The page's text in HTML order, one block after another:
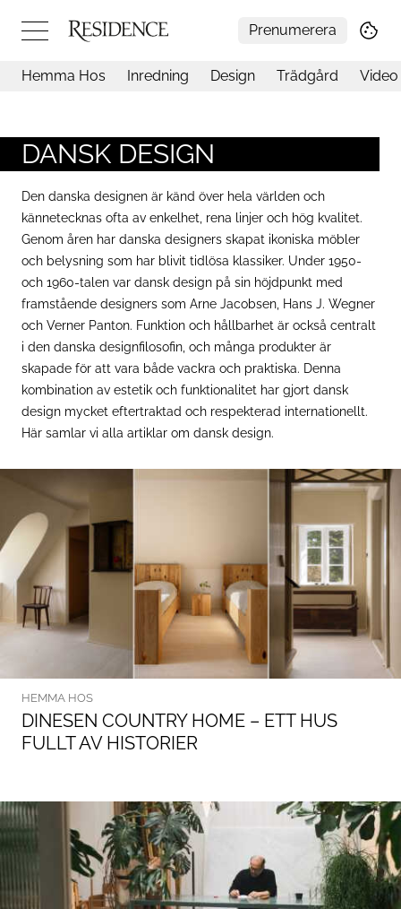
Prenumerera
Konst
Design
Video
Inredning
Livsstil
Resor
Mat & Dryck
Influencers
Mer
Hemma Hos Inredning Design Trädgård Video
DANSK DESIGN
Den danska designen är känd över hela världen och
kännetecknas ofta av enkelhet, rena linjer och hög kvalitet.
Genom åren har danska designers skapat ikoniska möbler
och belysning som har blivit tidlösa klassiker. Under 1950-
och 1960-talen var dansk design på sin höjdpunkt med
framstående designers som Arne Jacobsen, Hans J. Wegner
och Verner Panton. Funktion och hållbarhet är också centralt
i den danska designfilosofin, och många produkter är
skapade för att vara både vackra och praktiska. Denna
kombination av estetik och funktionalitet har gjort dansk
design mycket eftertraktad och respekterad internationellt.
Här samlar vi alla artiklar om dansk design.
HEMMA HOS
DINESEN COUNTRY HOME – ETT HUS
FULLT AV HISTORIER